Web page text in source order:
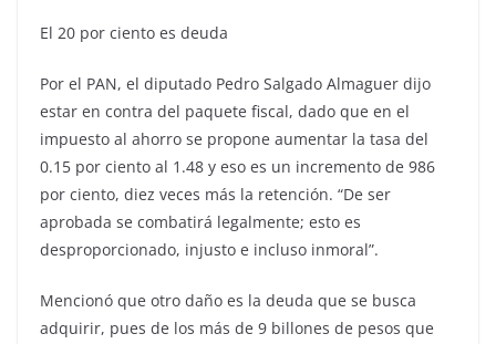
El 20 por ciento es deuda
Por el PAN, el diputado Pedro Salgado Almaguer dijo
estar en contra del paquete fiscal, dado que en el
impuesto al ahorro se propone aumentar la tasa del
0.15 por ciento al 1.48 y eso es un incremento de 986
por ciento, diez veces más la retención. “De ser
aprobada se combatirá legalmente; esto es
desproporcionado, injusto e incluso inmoral”.
Mencionó que otro daño es la deuda que se busca
adquirir, pues de los más de 9 billones de pesos que